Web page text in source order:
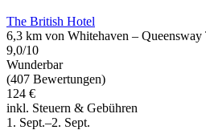
The British Hotel
6,3 km von Whitehaven – Queensway
9,0/10
Wunderbar
(407 Bewertungen)
124 €
inkl. Steuern & Gebühren
1. Sept.–2. Sept.